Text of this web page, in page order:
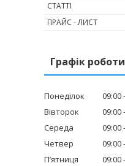
СТАТТІ
ПРАЙС - ЛИСТ
Графік роботи
Понеділок 09:00
Вівторок
09:00
Середа
09:00
Четвер
09:00
Пʼятниця
09:00